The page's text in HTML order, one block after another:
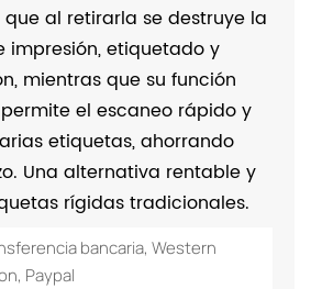
al retirarla se destruye la
impresión, etiquetado y
mientras que su función
el escaneo rápido y
etiquetas, ahorrando
Una alternativa rentable y
rígidas tradicionales.
bancaria, Western
Paypal